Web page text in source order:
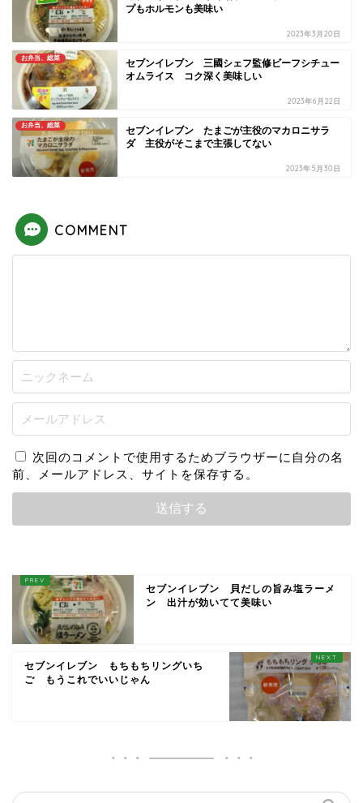
プもホルモンも美味い
2023年3月20日
お弁当、総菜
セブンイレブン 三國シェフ監修ビーフシチュー
オムライス コク深く美味しい
2023年6月22日
お弁当、総菜
セブンイレブン たまごが主役のマカロニサラ
ダ 主役がそこまで主張してない
2023年5月30日
COMMENT
次回のコメントで使用するためブラウザーに自分の名
前、メールアドレス、サイトを保存する。
セブンイレブン 貝だしの旨み塩ラーメ
ン 出汁が効いてて美味い
セブンイレブン もちもちリングいち
ご もうこれでいいじゃん